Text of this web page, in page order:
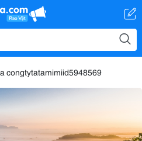
congtytatamimiid5948569